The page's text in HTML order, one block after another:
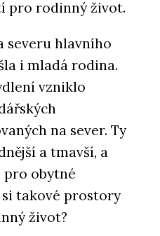
pro rodinný život.
severu hlavního
i mladá rodina.
vzniklo
na sever. Ty
a tmavší, a
pro obytné
takové prostory
život?